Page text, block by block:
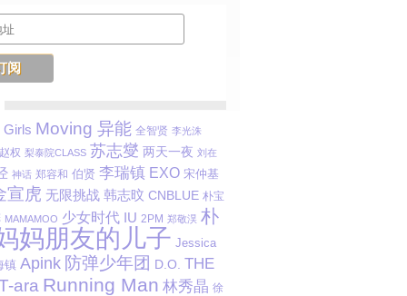
Girls Moving 异能 全智贤 李光洙
权 梨泰院CLASS 苏志燮 两天一夜 刘在
神话 郑容和 伯贤 李瑞镇 EXO 宋仲基
宣虎 无限挑战 韩志旼 CNBLUE 朴宝
MAMAMOO 少女时代 IU 2PM 郑敬淏 朴
妈朋友的儿子 Jessica
镇 Apink 防弹少年团 D.O. THE
ara Running Man 林秀晶 徐